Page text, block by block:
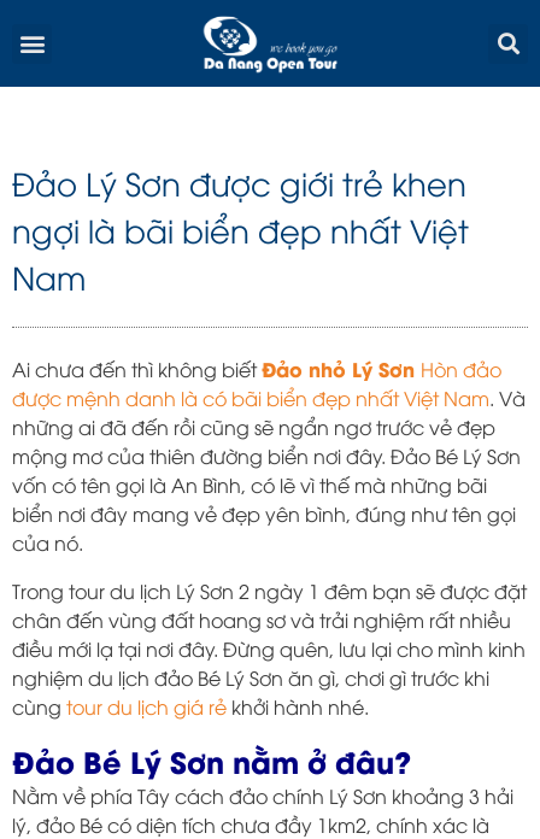
Menu
Đảo Lý Sơn được giới trẻ khen
ngợi là bãi biển đẹp nhất Việt
Nam
Ai chưa đến thì không biếtĐảo nhỏ Lý Sơn Hòn đảo
được mệnh danh là có bãi biển đẹp nhất Việt Nam. Và
những ai đã đến rồi cũng sẽ ngẩn ngơ trước vẻ đẹp
mộng mơ của thiên đường biển nơi đây. Đảo Bé Lý Sơn
vốn có tên gọi là An Bình, có lẽ vì thế mà những bãi
biển nơi đây mang vẻ đẹp yên bình, đúng như tên gọi
của nó.
Trong tour du lịch Lý Sơn 2 ngày 1 đêm bạn sẽ được đặt
chân đến vùng đất hoang sơ và trải nghiệm rất nhiều
điều mới lạ tại nơi đây. Đừng quên, lưu lại cho mình kinh
nghiệm du lịch đảo Bé Lý Sơn ăn gì, chơi gì trước khi
cùng tour du lịch giá rẻ khởi hành nhé.
Đảo Bé Lý Sơn nằm ở đâu?
Nằm về phía Tây cách đảo chính Lý Sơn khoảng 3 hải
lý, đảo Bé có diện tích chưa đầy 1km2, chính xác là